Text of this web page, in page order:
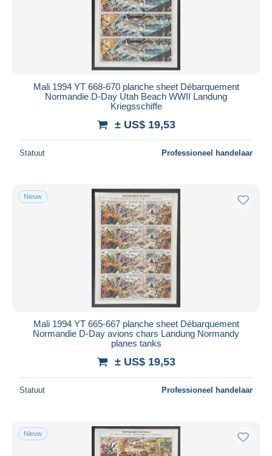
Mali 1994 YT 668-670 planche sheet Débarquement
Normandie D-Day Utah Beach WWII Landung
Kriegsschiffe
± US$ 19,53
Statuut Professioneel handelaar
Nieuw
Mali 1994 YT 665-667 planche sheet Débarquement
Normandie D-Day avions chars Landung Normandy
planes tanks
± US$ 19,53
Statuut Professioneel handelaar
Nieuw